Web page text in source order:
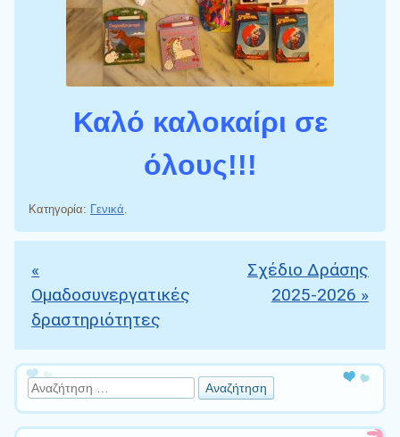
Καλό καλοκαίρι σε
όλους!!!
Κατηγορία: Γενικά.
Πλοήγηση άρθρων
«
Ομαδοσυνεργατικές
δραστηριότητες
Σχέδιο Δράσης
2025-2026 »
Αναζήτηση